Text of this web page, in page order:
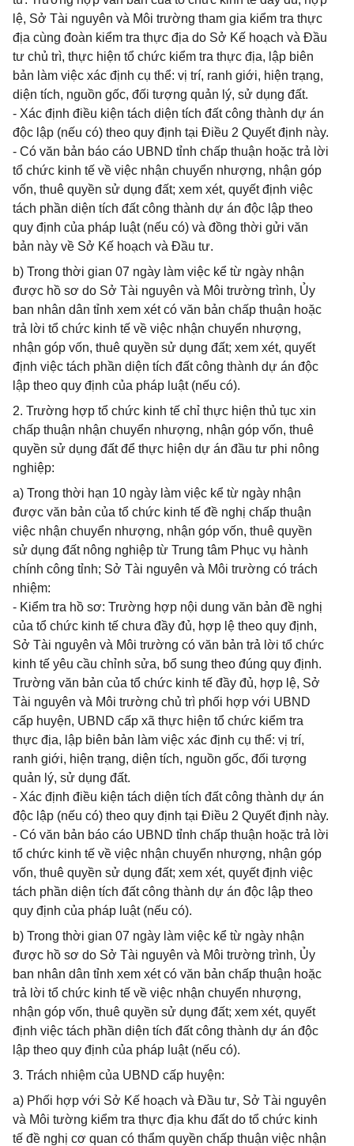
lệ, Sở Tài nguyên và Môi trường tham gia kiểm tra thực
địa cùng đoàn kiểm tra thực địa do Sở Kế hoạch và Đầu
tư chủ trì, thực hiện tổ chức kiểm tra thực địa, lập biên
bản làm việc xác định cụ thể: vị trí, ranh giới, hiện trạng,
diện tích, nguồn gốc, đối tượng quản lý, sử dụng đất.
- Xác định điều kiện tách diện tích đất công thành dự án
độc lập (nếu có) theo quy định tại Điều 2 Quyết định này.
- Có văn bản báo cáo UBND tỉnh chấp thuận hoặc trả lời
tổ chức kinh tế về việc nhận chuyển nhượng, nhận góp
vốn, thuê quyền sử dụng đất; xem xét, quyết định việc
tách phần diện tích đất công thành dự án độc lập theo
quy định của pháp luật (nếu có) và đồng thời gửi văn
bản này về Sở Kế hoạch và Đầu tư.
b) Trong thời gian 07 ngày làm việc kể từ ngày nhận
được hồ sơ do Sở Tài nguyên và Môi trường trình, Ủy
ban nhân dân tỉnh xem xét có văn bản chấp thuận hoặc
trả lời tổ chức kinh tế về việc nhận chuyển nhượng,
nhận góp vốn, thuê quyền sử dụng đất; xem xét, quyết
định việc tách phần diện tích đất công thành dự án độc
lập theo quy định của pháp luật (nếu có).
2. Trường hợp tổ chức kinh tế chỉ thực hiện thủ tục xin
chấp thuận nhận chuyển nhượng, nhận góp vốn, thuê
quyền sử dụng đất để thực hiện dự án đầu tư phi nông
nghiệp:
a) Trong thời hạn 10 ngày làm việc kể từ ngày nhận
được văn bản của tổ chức kinh tế đề nghị chấp thuận
việc nhận chuyển nhượng, nhận góp vốn, thuê quyền
sử dụng đất nông nghiệp từ Trung tâm Phục vụ hành
chính công tỉnh; Sở Tài nguyên và Môi trường có trách
nhiệm:
- Kiểm tra hồ sơ: Trường hợp nội dung văn bản đề nghị
của tổ chức kinh tế chưa đầy đủ, hợp lệ theo quy định,
Sở Tài nguyên và Môi trường có văn bản trả lời tổ chức
kinh tế yêu cầu chỉnh sửa, bổ sung theo đúng quy định.
Trường văn bản của tổ chức kinh tế đầy đủ, hợp lệ, Sở
Tài nguyên và Môi trường chủ trì phối hợp với UBND
cấp huyện, UBND cấp xã thực hiện tổ chức kiểm tra
thực địa, lập biên bản làm việc xác định cụ thể: vị trí,
ranh giới, hiện trạng, diện tích, nguồn gốc, đối tượng
quản lý, sử dụng đất.
- Xác định điều kiện tách diện tích đất công thành dự án
độc lập (nếu có) theo quy định tại Điều 2 Quyết định này.
- Có văn bản báo cáo UBND tỉnh chấp thuận hoặc trả lời
tổ chức kinh tế về việc nhận chuyển nhượng, nhận góp
vốn, thuê quyền sử dụng đất; xem xét, quyết định việc
tách phần diện tích đất công thành dự án độc lập theo
quy định của pháp luật (nếu có).
b) Trong thời gian 07 ngày làm việc kể từ ngày nhận
được hồ sơ do Sở Tài nguyên và Môi trường trình, Ủy
ban nhân dân tỉnh xem xét có văn bản chấp thuận hoặc
trả lời tổ chức kinh tế về việc nhận chuyển nhượng,
nhận góp vốn, thuê quyền sử dụng đất; xem xét, quyết
định việc tách phần diện tích đất công thành dự án độc
lập theo quy định của pháp luật (nếu có).
3. Trách nhiệm của UBND cấp huyện:
a) Phối hợp với Sở Kế hoạch và Đầu tư, Sở Tài nguyên
và Môi tường kiểm tra thực địa khu đất do tổ chức kinh
tế đề nghị cơ quan có thẩm quyền chấp thuận việc nhận